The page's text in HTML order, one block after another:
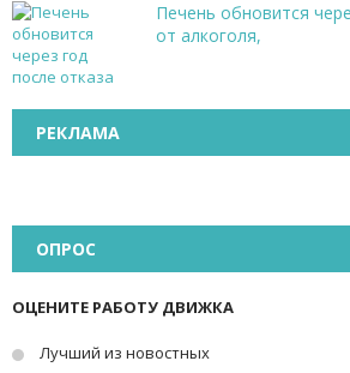
Печень обновится
от алкоголя,
РЕКЛАМА
ОПРОС
ОЦЕНИТЕ РАБОТУ ДВИЖКА
Лучший из новостных